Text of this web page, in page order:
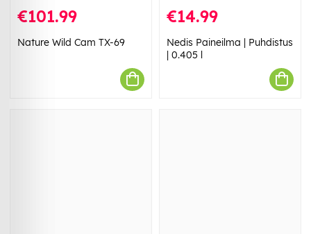
€101.99
Nature Wild Cam TX-69
€14.99
Nedis Paineilma | Puhdistus
| 0.405 l